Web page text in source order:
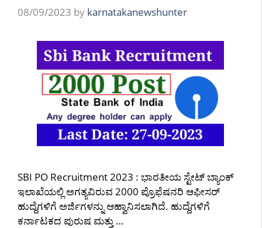
08/09/2023 by karnatakanewshunter
SBI PO Recruitment 2023 : ಭಾರತೀಯ ಸ್ಟೇಟ್ ಬ್ಯಾಂಕ್
ಇಲಾಖೆಯಲ್ಲಿ ಅಗತ್ಯವಿರುವ 2000 ಪ್ರೊಫೆಷನರಿ ಆಫೀಸರ್
ಹುದ್ದೆಗಳಿಗೆ ಅರ್ಜಿಗಳನ್ನು ಆಹ್ವಾನಿಸಲಾಗಿದೆ. ಹುದ್ದೆಗಳಿಗೆ
ಕರ್ನಾಟಕದ ಪುರುಷ ಮತ್ತು …